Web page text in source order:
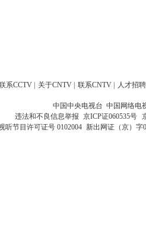
系CCTV | 关于CNTV | 联系CNTV | 人才招聘
中国中央电视台 中国网络电
违法和不良信息举报 京ICP证060535号
听节目许可证号 0102004 新出网证（京）